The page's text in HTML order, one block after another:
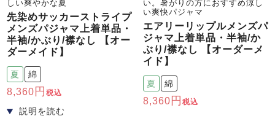
しい爽やかな夏
先染めサッカーストライプ
メンズパジャマ上着単品・
半袖/かぶり/襟なし 【オー
ダーメイド】
夏 綿
8,360 税込
い。暑がりの方におすすめ涼し
い爽快パジャマ
エアリーリップルメンズパ
ジャマ上着単品・半袖/か
ぶり/襟なし 【オーダーメ
イド】
夏 綿
8,360 税込